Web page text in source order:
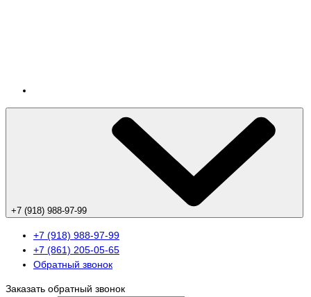
+7 (918) 988-97-99
+7 (918) 988-97-99
+7 (861) 205-05-65
Обратный звонок
Заказать обратный звонок